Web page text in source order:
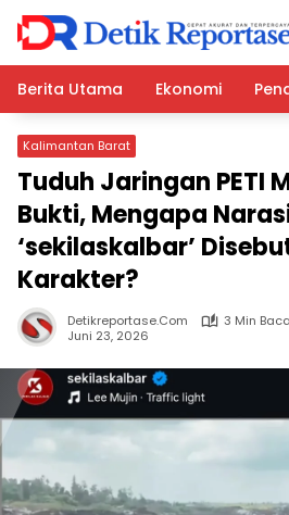
Langsung
konten
Berita Utama
Ekonomi
Kalimantan Barat
Tuduh Jaringan PETI
Bukti, Mengapa
‘sekilaskalbar’
Karakter?
Detikreportase.com
3 Min Baca
Juni 23, 2026